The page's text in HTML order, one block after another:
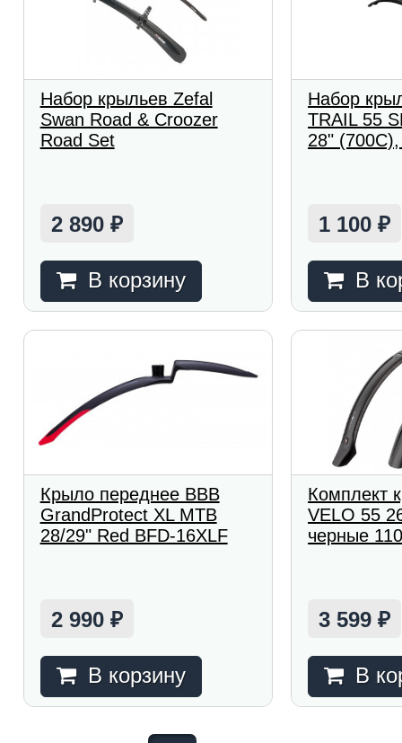
Набор крыльев Zefal
Swan Road & Croozer
Road Set
2 890 ₽
В корзину
Набор
TRAIL 55
28"
1 100₽
В
Крыло переднее BBB
GrandProtect XL MTB
28/29" Red BFD-16XLF
2 990 ₽
В корзину
Комплект
VELO 55
черные
3 599₽
В